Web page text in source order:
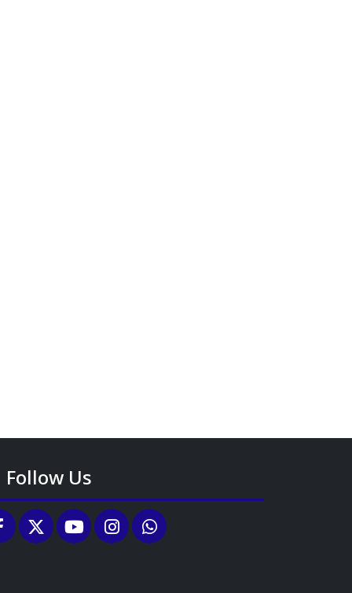
Follow Us